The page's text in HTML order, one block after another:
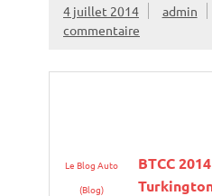
4 juillet 2014 admin
commentaire
Le Blog Auto
(Blog)
BTCC